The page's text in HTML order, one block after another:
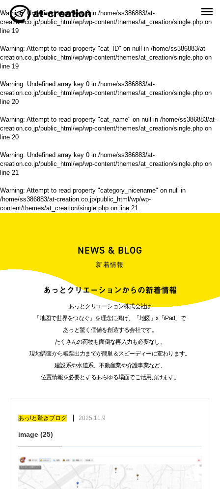
Warning: Undefined array key 0 in /home/ss386883/at-
creation.co.jp/public_html/wp/wp-content/themes/at_creation/single.php on
line 19
Warning: Attempt to read property "cat_ID" on null in /home/ss386883/at-
creation.co.jp/public_html/wp/wp-content/themes/at_creation/single.php on
line 19
Warning: Undefined array key 0 in /home/ss386883/at-
creation.co.jp/public_html/wp/wp-content/themes/at_creation/single.php on
line 20
Warning: Attempt to read property "cat_name" on null in /home/ss386883/at-
creation.co.jp/public_html/wp/wp-content/themes/at_creation/single.php on
line 20
Warning: Undefined array key 0 in /home/ss386883/at-
creation.co.jp/public_html/wp/wp-content/themes/at_creation/single.php on
line 21
Warning: Attempt to read property "category_nicename" on null in
/home/ss386883/at-creation.co.jp/public_html/wp/wp-
content/themes/at_creation/single.php on line 21
NEWS & BLOG
新着情報
あっとクリエーションからの新着情報
あっとクリエーション株式会社は
「地図で世界をつなぐ」を理念に掲げ、「地図」x「iPad」で
あっと驚く価値を創造する会社です。
たくさんの荷物も面倒な再入力も必要なし、
現地調査から帳票出力までが簡単＆スピーディーに変わります。
建設系や水道系、不動産業や介護事業など、
位置情報を必要とするあらゆる場面でご活用頂けます。
あっ!と驚きブログ 2025.11.9
image (25)